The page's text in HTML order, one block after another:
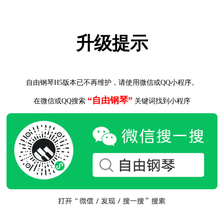
升级提示
自由钢琴H5版本已不再维护，请使用微信或QQ小程序。
在微信或QQ搜索 “自由钢琴” 关键词找到小程序